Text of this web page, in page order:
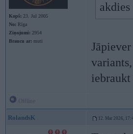
Kopš: 23. Jul 2005
No: Rīga
Ziņojumi: 2954
Braucu ar: muti
RolandsK 12. Mar 2026,